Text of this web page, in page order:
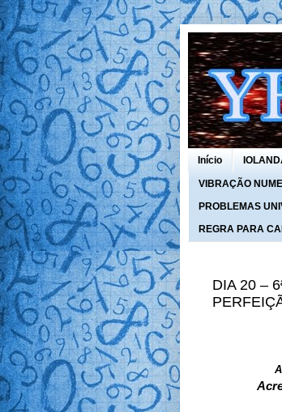
Início
VIBRAÇÃO
PROBLEMAS
REGRA PARA
DIA 20 –